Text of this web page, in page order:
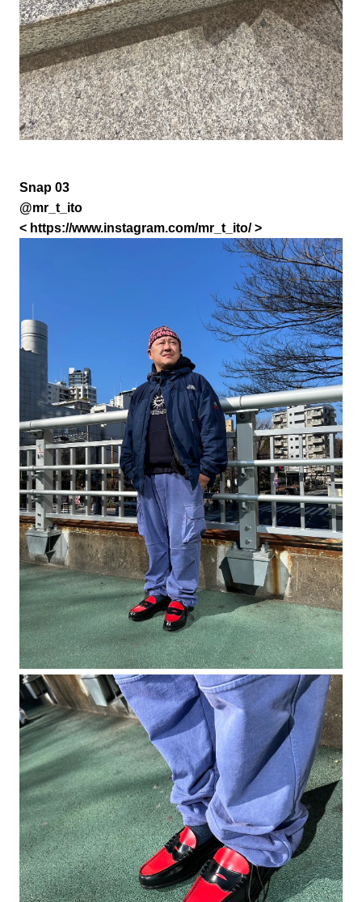
Snap 03
@mr_t_ito
< https://www.instagram.com/mr_t_ito/>